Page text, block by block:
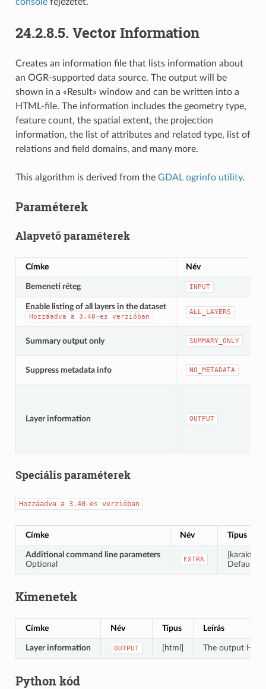
24.2.8.5. Vector Information
Creates an information file that lists information about
an OGR-supported data source. The output will be
shown in a «Result» window and can be written into a
HTML-file. The information includes the geometry type,
feature count, the spatial extent, the projection
information, the list of attributes and related type, list of
relations and field domains, and many more.
This algorithm is derived from the GDAL ogrinfo utility.
Paraméterek
Alapvető paraméterek
Címke Név
Bemeneti réteg INPUT
Enable listing of all layers in the dataset
Hozzáadva a 3.40-es verzióban
ALL_LAYERS
Summary output only SUMMARY_ONLY
Suppress metadata info NO_METADATA
Layer information OUTPUT
Speciális paraméterek
Hozzáadva a 3.40-es verzióban
Címke Név Típus
Additional command line parameters
Optional
EXTRA
Default:
Kimenetek
Címke Név Típus Leírás
Layer information OUTPUT [html] The output
Python kód